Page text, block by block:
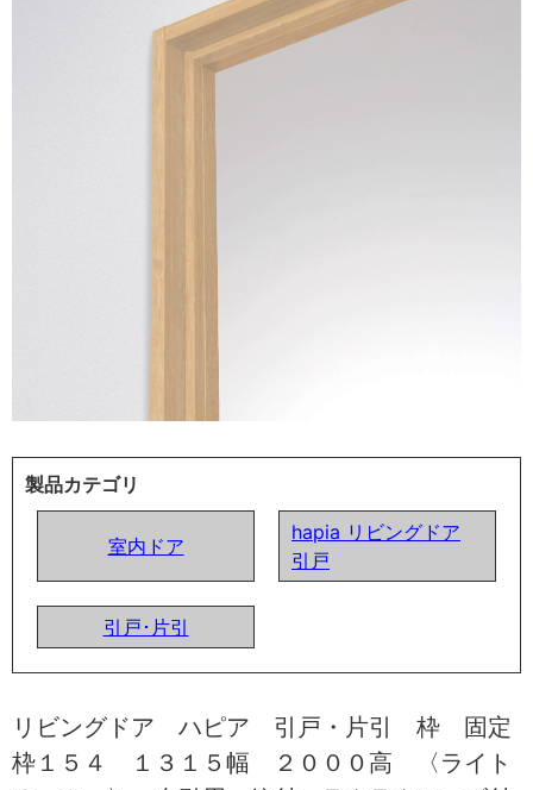
製品カテゴリ
室内ドア
hapia リビングドア
引戸
引戸･片引
リビングドア ハピア 引戸・片引 枠 固定
枠１５４ １３１５幅 ２０００高 〈ライト